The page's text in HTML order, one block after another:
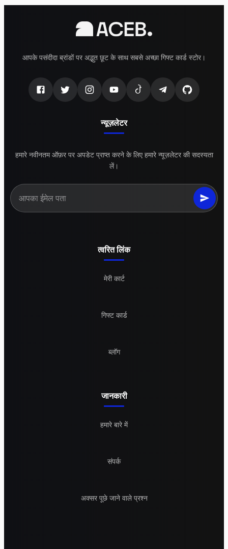
आपके पसंदीदा ब्रांडों पर अद्भुत छूट के साथ सबसे अच्छा गिफ्ट कार्ड स्टोर।
न्यूज़लेटर
हमारे नवीनतम ऑफ़र पर अपडेट प्राप्त करने के लिए हमारे न्यूज़लेटर की सदस्यता
लें।
त्वरित लिंक
मेरी कार्ट
गिफ्ट कार्ड
ब्लॉग
जानकारी
हमारे बारे में
संपर्क
अक्सर पूछे जाने वाले प्रश्न